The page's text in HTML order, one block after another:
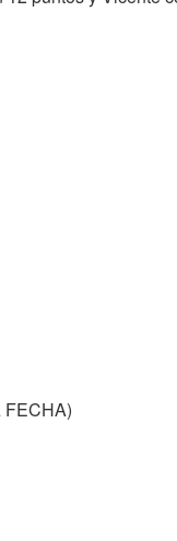
FECHA)